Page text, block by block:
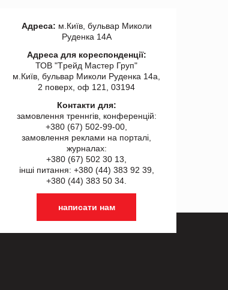
Адреса: м.Київ, бульвар Миколи
Руденка 14А
Адреса для кореспонденції:
ТОВ "Tрейд Мастер Груп"
м.Київ, бульвар Миколи Руденка 14а,
2 поверх, оф 121, 03194
Контакти для:
замовлення треннгів, конференцій:
+380 (67) 502-99-00,
замовлення реклами на порталі,
журналах:
+380 (67) 502 30 13,
інші питання: +380 (44) 383 92 39,
+380 (44) 383 50 34.
написати нам